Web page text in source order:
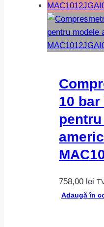
10 bar
758,00 lei
Adaugă în